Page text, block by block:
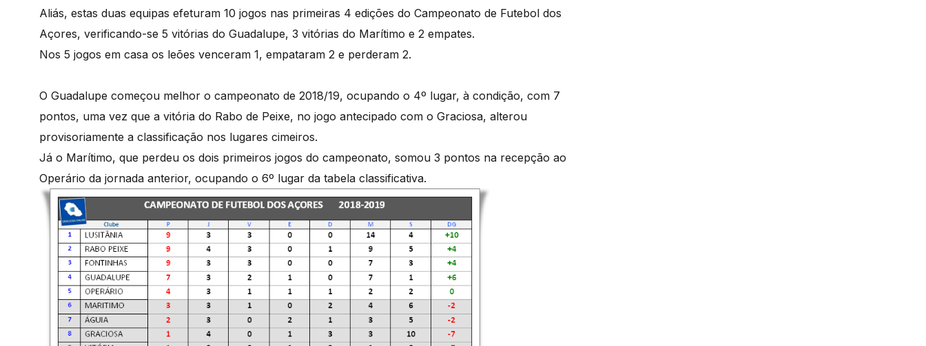
Aliás, estas duas equipas efeturam 10 jogos nas primeiras 4 edições do Campeonato de Futebol dos
Açores, verificando-se 5 vitórias do Guadalupe, 3 vitórias do Marítimo e 2 empates.
Nos 5 jogos em casa os leões venceram 1, empataram 2 e perderam 2.
O Guadalupe começou melhor o campeonato de 2018/19, ocupando o 4º lugar, à condição, com 7
pontos, uma vez que a vitória do Rabo de Peixe, no jogo antecipado com o Graciosa, alterou
provisoriamente a classificação nos lugares cimeiros.
Já o Marítimo, que perdeu os dois primeiros jogos do campeonato, somou 3 pontos na recepção ao
Operário da jornada anterior, ocupando o 6º lugar da tabela classificativa.